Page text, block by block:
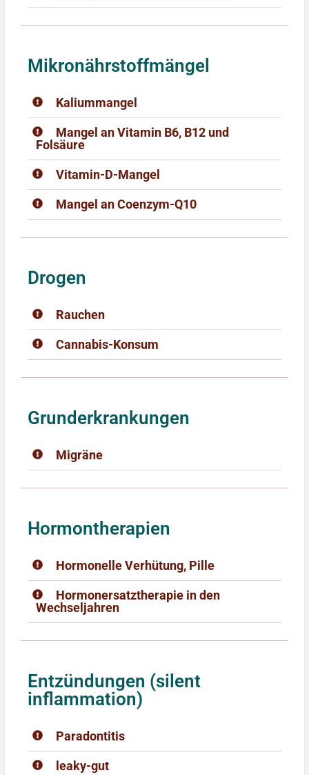
Mikronährstoffmängel
Kaliummangel
Mangel an Vitamin B6, B12 und
Folsäure
Vitamin-D-Mangel
Mangel an Coenzym-Q10
Drogen
Rauchen
Cannabis-Konsum
Grunderkrankungen
Migräne
Hormontherapien
Hormonelle Verhütung, Pille
Hormonersatztherapie in den
Wechseljahren
Entzündungen (silent
inflammation)
Paradontitis
leaky-gut